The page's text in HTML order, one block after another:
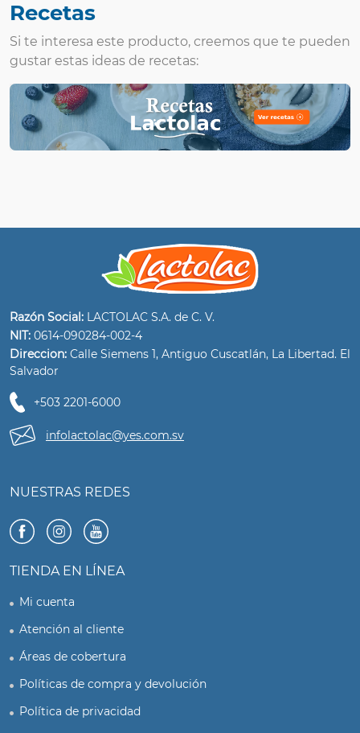
Recetas
Si te interesa este producto, creemos que te pueden
gustar estas ideas de recetas:
Razón Social: LACTOLAC S.A. de C. V.
NIT: 0614-090284-002-4
Direccion: Calle Siemens 1, Antiguo Cuscatlán, La Libertad. El
Salvador
+503 2201-6000
infolactolac@yes.com.sv
NUESTRAS REDES
TIENDA EN LÍNEA
Mi cuenta
Atención al cliente
Áreas de cobertura
Políticas de compra y devolución
Política de privacidad